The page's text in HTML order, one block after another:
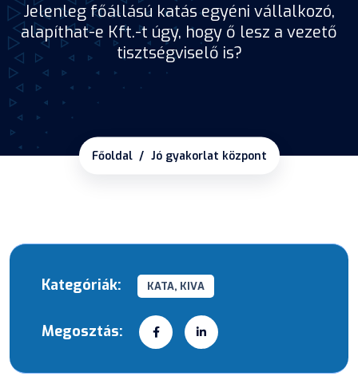
Jelenleg főállású katás egyéni vállalkozó,
alapíthat-e Kft.-t úgy, hogy ő lesz a vezető
tisztségviselő is?
Főoldal Jó gyakorlat központ
Kategóriák: KATA, KIVA
Megosztás: